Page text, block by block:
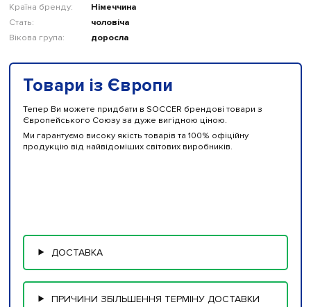
Країна бренду:
Німеччина
Стать:
чоловіча
Вікова група:
доросла
Товари із Європи
Тепер Ви можете придбати в SOCCER брендові товари з
Європейського Союзу за дуже вигідною ціною.
Ми гарантуємо високу якість товарів та 100% офіційну
продукцію від найвідоміших світових виробників.
ДОСТАВКА
ПРИЧИНИ ЗБІЛЬШЕННЯ ТЕРМІНУ ДОСТАВКИ